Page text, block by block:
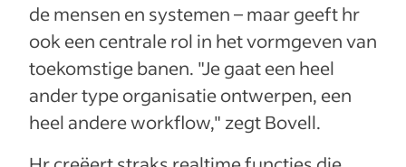
de mensen en systemen – maar geeft hr
ook een centrale rol in het vormgeven van
toekomstige banen. "Je gaat een heel
ander type organisatie ontwerpen, een
heel andere workflow," zegt Bovell.